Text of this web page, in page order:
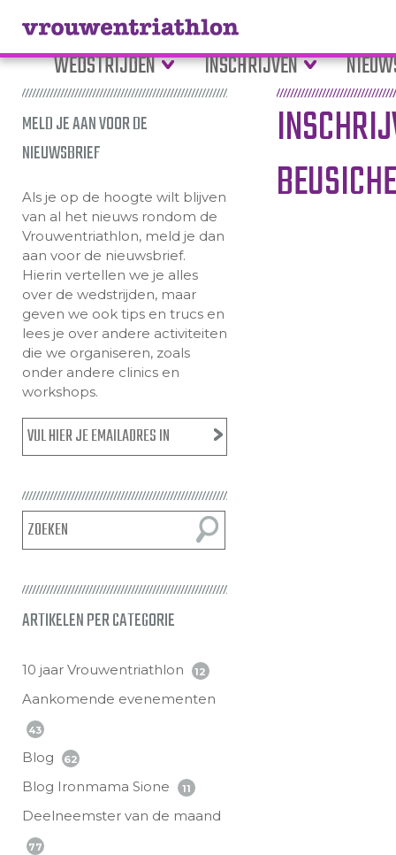
WEDSTRIJDEN INSCHRIJVEN
MELD JE AAN VOOR DE
NIEUWSBRIEF
Als je op de hoogte wilt blijven
van al het nieuws rondom de
Vrouwentriathlon, meld je dan
aan voor de nieuwsbrief.
Hierin vertellen we je alles
over de wedstrijden, maar
geven we ook tips en trucs en
lees je over andere activiteiten
die we organiseren, zoals
onder andere clinics en
workshops.
ARTIKELEN PER CATEGORIE
10 jaar Vrouwentriathlon 12
Aankomende evenementen
43
Blog 62
Blog Ironmama Sione 11
Deelneemster van de maand
77